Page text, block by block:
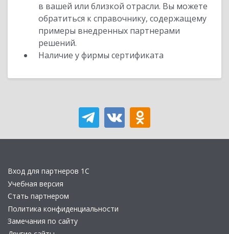
в вашей или близкой отрасли. Вы можете
обратиться к справочнику, содержащему
примеры внедренных партнерами
решений.
Наличие у фирмы сертификата
Вход для партнеров 1С
Учебная версия
Стать партнером
Политика конфиденциальности
Замечания по сайту